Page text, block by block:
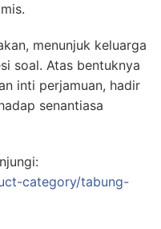
menunjuk keluarga
soal. Atas bentuknya
inti perjamuan, hadir
senantiasa
category/tabung-